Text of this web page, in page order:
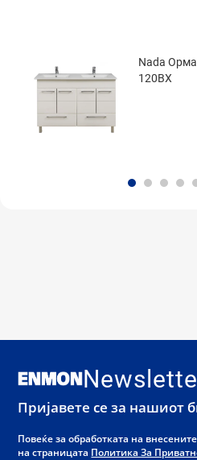
Nada
120BX
Пријавете се за нашиот
Повеќе за обработката на
на страницата Политика За